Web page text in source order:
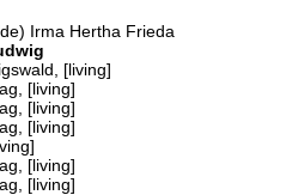
Irma Hertha Frieda
[living]
[living]
[living]
[living]
[living]
[living]